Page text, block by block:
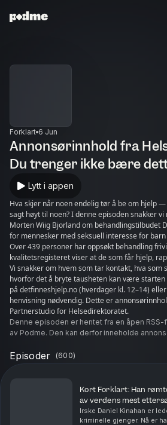
Forklart 6 Jun
Annonsørinnhold fra
Du trenger ikke bære
Lytt i appen
Hva skjer når noen endelig tør å be om hjelp
sagt høyt til noen? I denne episoden snakker vi med psykologspesialist
Morten Wiig Bjorland om behandlingstilbudet
for mennesker med seksuell interesse for
Over 439 personer har oppsøkt behandling
kvalitetsregisteret viser at de som får hjelp,
Vi snakker om hvem som tar kontakt, hva som
hvorfor det å bryte tausheten kan være starten på
på detfinneshjelp.no (hverdager kl. 12–14)
henvisning nødvendig. Dette er annonsørinnhold produsert av Schibsted
Partnerstudio for Helsedirektoratet.
Denne episoden er hentet fra en åpen
av Podme. Den kan derfor inneholde
Episoder (600)
Kort Forklart: Han
av verdens mest
Irske Daniel Kinahan er
kriminelle gjenger. Nå er